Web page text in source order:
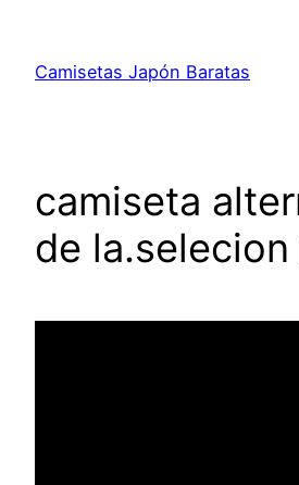
contenido
Camisetas Japón Baratas
camiseta
de